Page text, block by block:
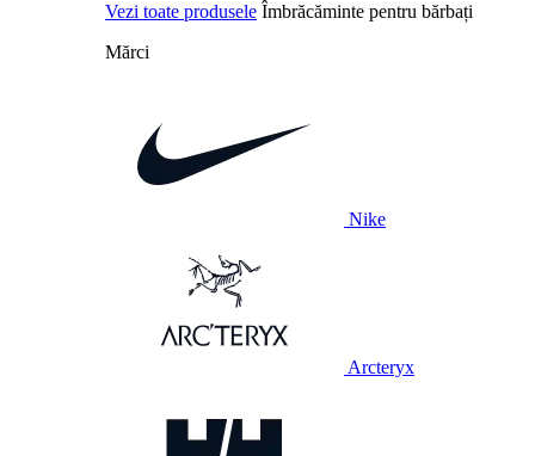
Vezi toate produsele Îmbrăcăminte pentru bărbați
Mărci
Nike
Arcteryx